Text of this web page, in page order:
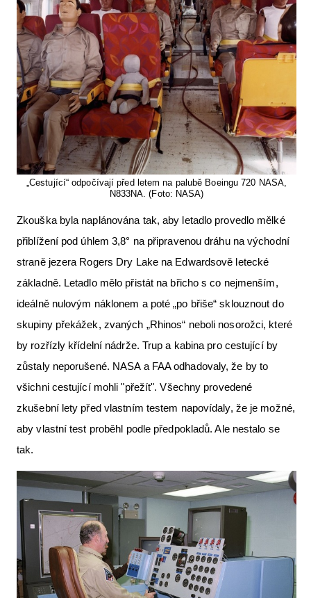
„Cestující“ odpočívají před letem na palubě Boeingu 720 NASA,
N833NA. (Foto: NASA)
Zkouška byla naplánována tak, aby letadlo provedlo mělké
přiblížení pod úhlem 3,8° na připravenou dráhu na východní
straně jezera Rogers Dry Lake na Edwardsově letecké
základně. Letadlo mělo přistát na břicho s co nejmenším,
ideálně nulovým náklonem a poté „po břiše“ sklouznout do
skupiny překážek, zvaných „Rhinos“ neboli nosorožci, které
by rozřízly křídelní nádrže. Trup a kabina pro cestující by
zůstaly neporušené. NASA a FAA odhadovaly, že by to
všichni cestující mohli "přežít". Všechny provedené
zkušební lety před vlastním testem napovídaly, že je možné,
aby vlastní test proběhl podle předpokladů. Ale nestalo se
tak.